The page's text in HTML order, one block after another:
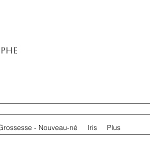
- Nouveau-né Iris Plus